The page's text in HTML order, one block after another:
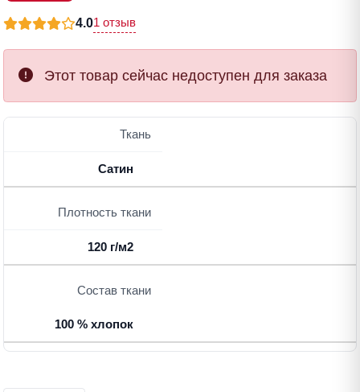
4.01 отзыв
Этот товар сейчас недоступен для заказа
Ткань
Сатин
Плотность ткани
120 г/м2
Состав ткани
100 % хлопок